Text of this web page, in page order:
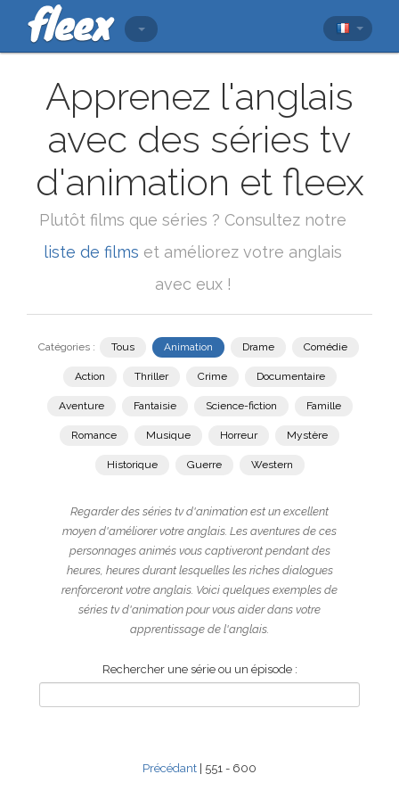
Apprenez l'anglais
avec des séries tv
d'animation et fleex
Plutôt films que séries ? Consultez notre
liste de films et améliorez votre anglais
avec eux !
Catégories : Tous Animation Drame Comédie
Action Thriller Crime Documentaire
Aventure Fantaisie Science-fiction Famille
Romance Musique Horreur Mystère
Historique Guerre Western
Regarder des séries tv d'animation est un excellent
moyen d'améliorer votre anglais. Les aventures de ces
personnages animés vous captiveront pendant des
heures, heures durant lesquelles les riches dialogues
renforceront votre anglais. Voici quelques exemples de
séries tv d'animation pour vous aider dans votre
apprentissage de l'anglais.
Rechercher une série ou un épisode :
Précédant | 551 - 600